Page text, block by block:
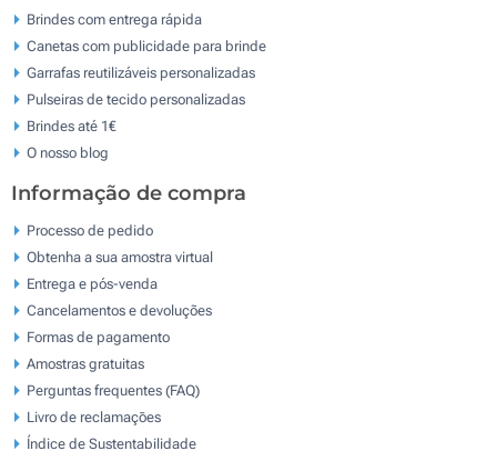
Brindes com entrega rápida
Canetas com publicidade para brinde
Garrafas reutilizáveis personalizadas
Pulseiras de tecido personalizadas
Brindes até 1€
O nosso blog
Informação de compra
Processo de pedido
Obtenha a sua amostra virtual
Entrega e pós-venda
Cancelamentos e devoluções
Formas de pagamento
Amostras gratuitas
Perguntas frequentes (FAQ)
Livro de reclamaçōes
Índice de Sustentabilidade